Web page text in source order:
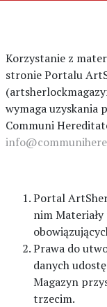
Korzystanie z
stronie Portalu
wymaga uzyskania
Communi
Portal
nim
Prawa do
danych
Magazyn
trzecim.